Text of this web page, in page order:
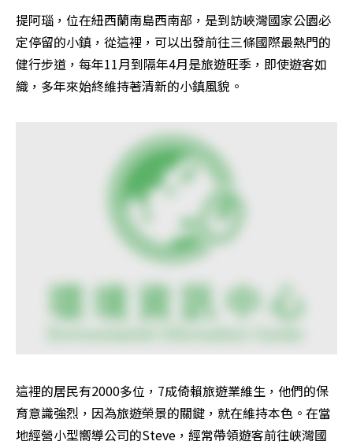
提阿瑙，位在紐西蘭南島西南部，是到訪峽灣國家公園必
定停留的小鎮，從這裡，可以出發前往三條國際最熱門的
健行步道，每年11月到隔年4月是旅遊旺季，即使遊客如
織，多年來始終維持著清新的小鎮風貌。
這裡的居民有2000多位，7成倚賴旅遊業維生，他們的保
育意識強烈，因為旅遊榮景的關鍵，就在維持本色。在當
地經營小型嚮導公司的Steve，經常帶領遊客前往峽灣國